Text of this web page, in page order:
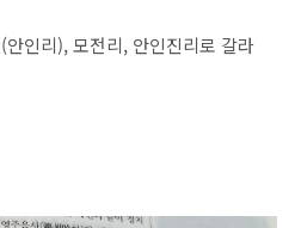
안인리), 모전리, 안인진리로 갈라